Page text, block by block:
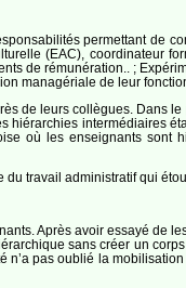
permettant de
(EAC), coordinateur
de rémunération.. ;
managériale de leur
de leurs collègues. Dans
hiérarchies intermédiaires
où les enseignants sont
travail administratif qui
Après avoir essayé de
sans créer un corps
n’a pas oublié la